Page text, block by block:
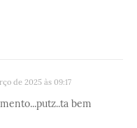
de 2025 às 09:17
bem